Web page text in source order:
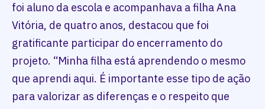
foi aluno da escola e acompanhava a filha Ana
Vitória, de quatro anos, destacou que foi
gratificante participar do encerramento do
projeto. “Minha filha está aprendendo o mesmo
que aprendi aqui. É importante esse tipo de ação
para valorizar as diferenças e o respeito que